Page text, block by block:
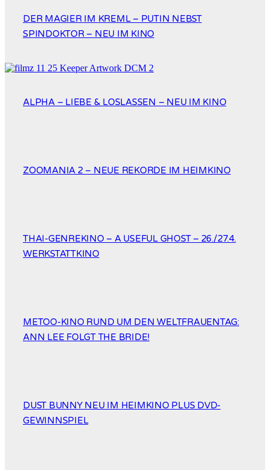
DER MAGIER IM KREML – PUTIN NEBST
SPINDOKTOR – NEU IM KINO
ALPHA – LIEBE & LOSLASSEN – NEU IM KINO
ZOOMANIA 2 – NEUE REKORDE IM HEIMKINO
THAI-GENREKINO – A USEFUL GHOST – 26./27.4.
WERKSTATTKINO
METOO-KINO RUND UM DEN WELTFRAUENTAG:
ANN LEE FOLGT THE BRIDE!
DUST BUNNY NEU IM HEIMKINO PLUS DVD-
GEWINNSPIEL